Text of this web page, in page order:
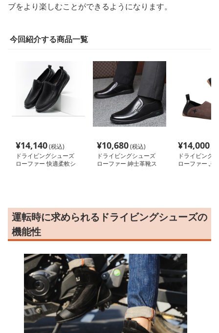
ブをより楽しむことができるようになります。
今回紹介する商品一覧
¥14,140(税込)
ドライビングシューズ
ローファー 快適柔軟シ
¥10,680(税込)
ドライビングシューズ
ローファー 紳士革靴ス
¥14,000
ドライビング
ローファー ふ
運転時に求められるドライビングシューズの
機能性